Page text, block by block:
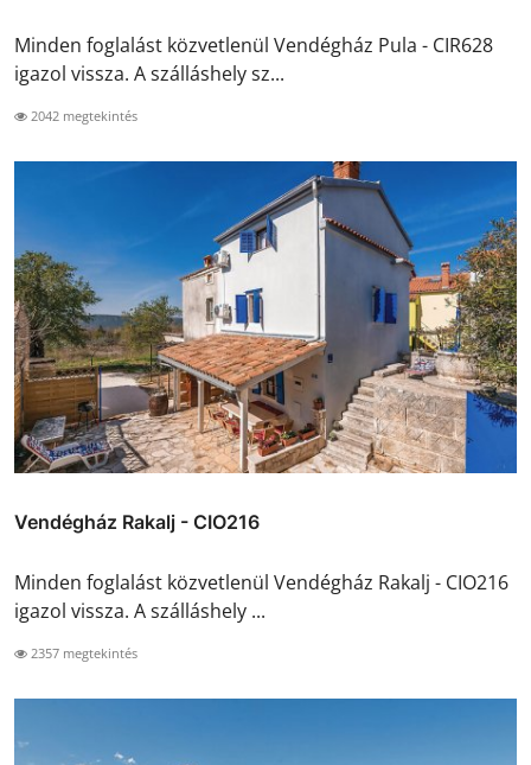
Minden foglalást közvetlenül Vendégház Pula - CIR628
igazol vissza. A szálláshely sz...
2042 megtekintés
Vendégház Rakalj - CIO216
Minden foglalást közvetlenül Vendégház Rakalj - CIO216
igazol vissza. A szálláshely ...
2357 megtekintés